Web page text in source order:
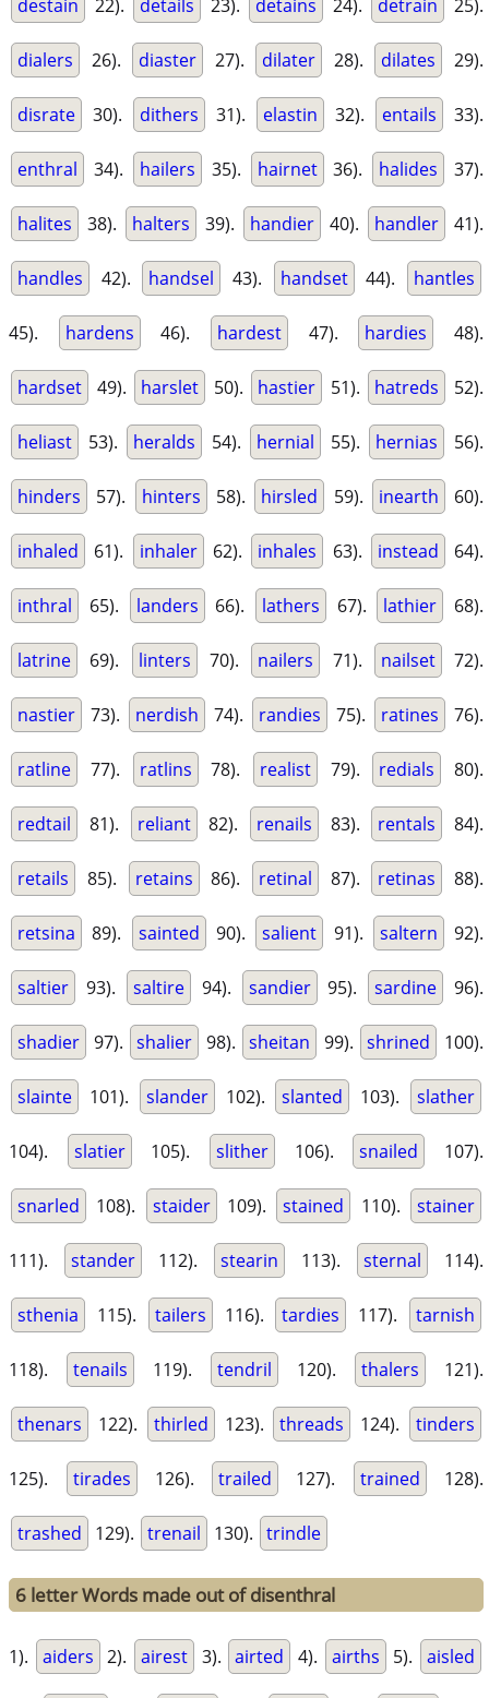
destain 22). details 23). detains 24). detrain 25).
dialers 26). diaster 27). dilater 28). dilates 29).
disrate 30). dithers 31). elastin 32). entails 33).
enthral 34). hailers 35). hairnet 36). halides 37).
halites 38). halters 39). handier 40). handler 41).
handles 42). handsel 43). handset 44). hantles
45). hardens 46). hardest 47). hardies 48).
hardset 49). harslet 50). hastier 51). hatreds 52).
heliast 53). heralds 54). hernial 55). hernias 56).
hinders 57). hinters 58). hirsled 59). inearth 60).
inhaled 61). inhaler 62). inhales 63). instead 64).
inthral 65). landers 66). lathers 67). lathier 68).
latrine 69). linters 70). nailers 71). nailset 72).
nastier 73). nerdish 74). randies 75). ratines 76).
ratline 77). ratlins 78). realist 79). redials 80).
redtail 81). reliant 82). renails 83). rentals 84).
retails 85). retains 86). retinal 87). retinas 88).
retsina 89). sainted 90). salient 91). saltern 92).
saltier 93). saltire 94). sandier 95). sardine 96).
shadier 97). shalier 98). sheitan 99). shrined 100).
slainte 101). slander 102). slanted 103). slather
104). slatier 105). slither 106). snailed 107).
snarled 108). staider 109). stained 110). stainer
111). stander 112). stearin 113). sternal 114).
sthenia 115). tailers 116). tardies 117). tarnish
118). tenails 119). tendril 120). thalers 121).
thenars 122). thirled 123). threads 124). tinders
125). tirades 126). trailed 127). trained 128).
trashed 129). trenail 130). trindle
6 letter Words made out of disenthral
1). aiders 2). airest 3). airted 4). airths 5). aisled